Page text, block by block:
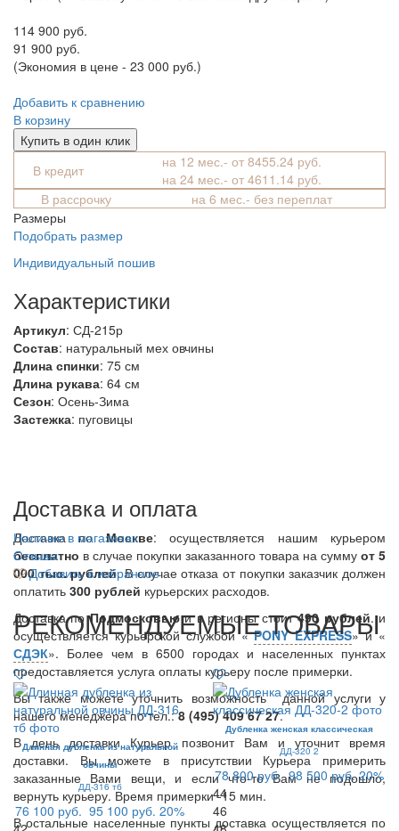
114 900 руб.
91 900 руб.
(Экономия в цене - 23 000 руб.)
Добавить к сравнению
В корзину
Купить в один клик
В кредит
на 12 мес.- от 8455.24 руб.
на 24 мес.- от 4611.14 руб.
В рассрочку
на 6 мес.- без переплат
Размеры
Подобрать размер
Индивидуальный пошив
Характеристики
Артикул: СД-215р
Состав: натуральный мех овчины
Длина спинки: 75 см
Длина рукава: 64 см
Сезон: Осень-Зима
Застежка: пуговицы
Доставка и оплата
Доставка поМоскве: осуществляется нашим курьером
бесплатно в случае покупки заказанного товара на сумму от 5
000 тыс. рублей. В случае отказа от покупки заказчик должен
оплатить 300 рублей курьерских расходов.
Доставка поПодмосковьюи в регионы стоит490 рублей. и
осуществляется курьерской службой «PONY EXPRESS» и «
СДЭК». Более чем в 6500 городах и населенных пунктах
предоставляется услуга оплаты курьеру после примерки.
Вы также можете уточнить возможность данной услуги у
нашего менеджера по тел.:8 (495) 409 67 27.
В день доставки Курьер позвонит Вам и уточнит время
доставки. Вы можете в присутствии Курьера примерить
заказанные Вами вещи, и если что-то Вам не подошло,
вернуть курьеру. Время примерки -15 мин.
В остальные населенные пункты доставка осуществляется по
Наличие в магазинах
Отзывы
Добавить в избранное
РЕКОМЕНДУЕМЫЕ ТОВАРЫ
Длинная дубленка из натуральной
овчины
ДД-316 тб
76 100 руб. 95 100 руб. 20%
Дубленка женская классическая
ДД-320 2
78 800 руб. 98 500 руб. 20%
44
46